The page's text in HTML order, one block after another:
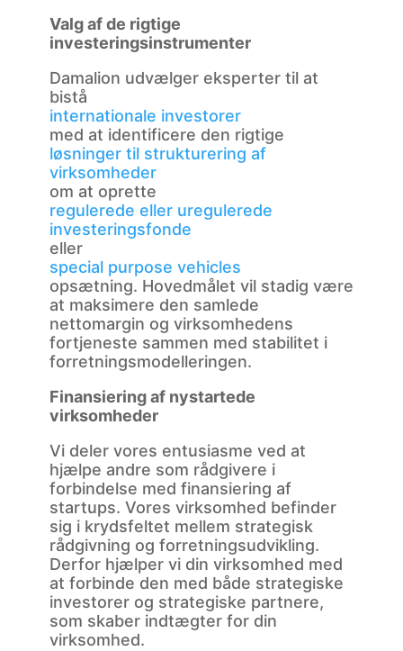
Valg af de rigtige
investeringsinstrumenter
Damalion udvælger eksperter til at
bistå
internationale investorer
med at identificere den rigtige
løsninger til strukturering af
virksomheder
om at oprette
regulerede eller uregulerede
investeringsfonde
eller
special purpose vehicles
opsætning. Hovedmålet vil stadig være
at maksimere den samlede
nettomargin og virksomhedens
fortjeneste sammen med stabilitet i
forretningsmodelleringen.
Finansiering af nystartede
virksomheder
Vi deler vores entusiasme ved at
hjælpe andre som rådgivere i
forbindelse med finansiering af
startups. Vores virksomhed befinder
sig i krydsfeltet mellem strategisk
rådgivning og forretningsudvikling.
Derfor hjælper vi din virksomhed med
at forbinde den med både strategiske
investorer og strategiske partnere,
som skaber indtægter for din
virksomhed.